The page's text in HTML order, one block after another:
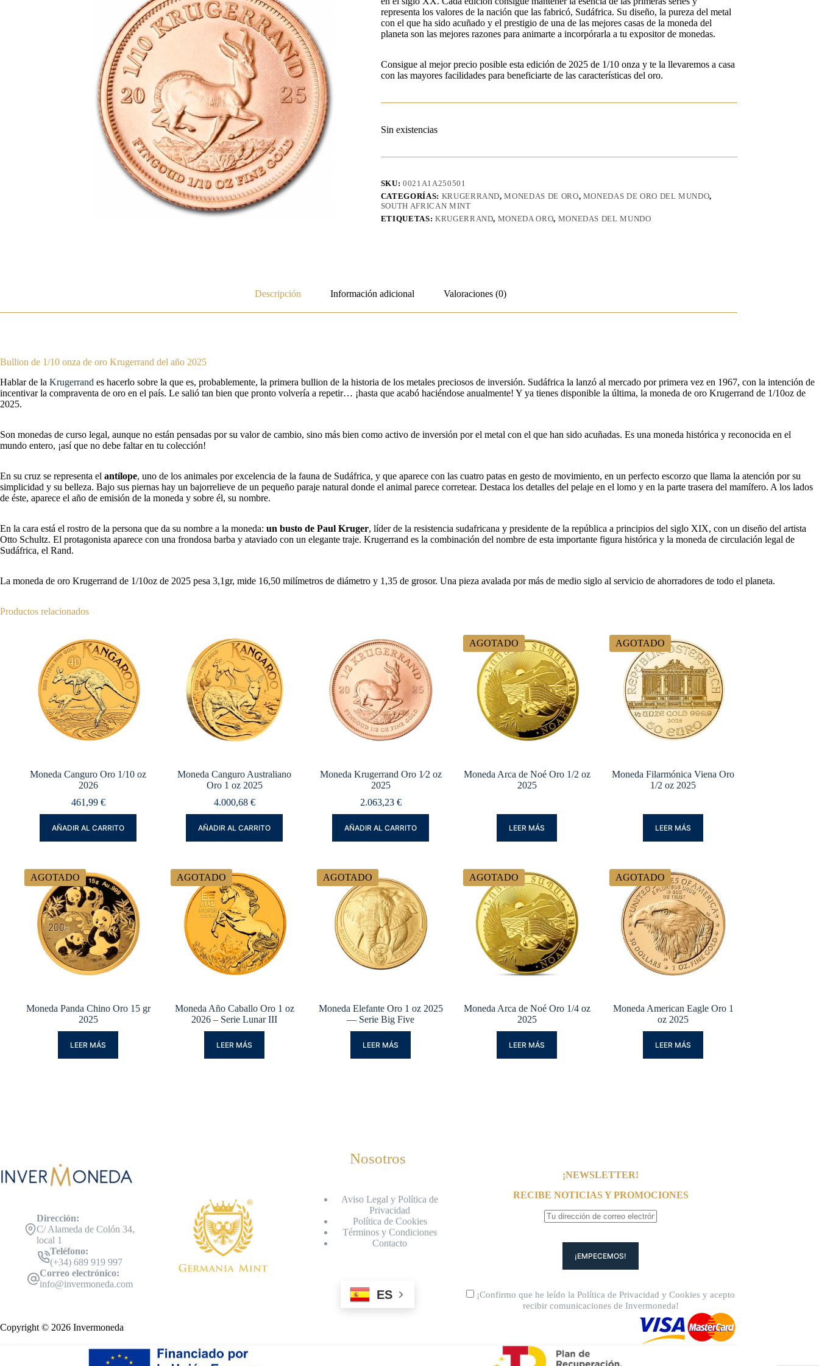
representa los valores de la nación que las fabricó, Sudáfrica. Su diseño, la pureza del metal
con el que ha sido acuñado y el prestigio de una de las mejores casas de la moneda del
planeta son las mejores razones para animarte a incorpórarla a tu expositor de monedas.
Consigue al mejor precio posible esta edición de 2025 de 1/10 onza y te la llevaremos a casa
con las mayores facilidades para beneficiarte de las características del oro.
Sin existencias
SKU:0021A1A250501
CATEGORÍAS: KRUGERRAND,MONEDAS DE ORO, MONEDAS DE ORO DEL MUNDO,
SOUTH AFRICAN MINT
ETIQUETAS: KRUGERRAND, MONEDA ORO, MONEDAS DEL MUNDO
Descripción Información adicional Valoraciones (0)
Bullion de 1/10 onza de oro Krugerrand del año 2025
Hablar de la Krugerrand es hacerlo sobre la que es, probablemente, la primera bullion de la historia de los metales preciosos de inversión. Sudáfrica la lanzó al mercado por primera vez en 1967, con la intención de
incentivar la compraventa de oro en el país. Le salió tan bien que pronto volvería a repetir… ¡hasta que acabó haciéndose anualmente! Y ya tienes disponible la última, la moneda de oro Krugerrand de 1/10oz de
2025.
Son monedas de curso legal, aunque no están pensadas por su valor de cambio, sino más bien como activo de inversión por el metal con el que han sido acuñadas. Es una moneda histórica y reconocida en el
mundo entero, ¡así que no debe faltar en tu colección!
En su cruz se representa el antílope, uno de los animales por excelencia de la fauna de Sudáfrica, y que aparece con las cuatro patas en gesto de movimiento, en un perfecto escorzo que llama la atención por su
simplicidad y su belleza. Bajo sus piernas hay un bajorrelieve de un pequeño paraje natural donde el animal parece corretear. Destaca los detalles del pelaje en el lomo y en la parte trasera del mamífero. A los lados
de éste, aparece el año de emisión de la moneda y sobre él, su nombre.
En la cara está el rostro de la persona que da su nombre a la moneda: un busto de Paul Kruger, líder de la resistencia sudafricana y presidente de la república a principios del siglo XIX, con un diseño del artista
Otto Schultz. El protagonista aparece con una frondosa barba y ataviado con un elegante traje. Krugerrand es la combinación del nombre de esta importante figura histórica y la moneda de circulación legal de
Sudáfrica, el Rand.
La moneda de oro Krugerrand de 1/10oz de 2025 pesa 3,1gr, mide 16,50 milímetros de diámetro y 1,35 de grosor. Una pieza avalada por más de medio siglo al servicio de ahorradores de todo el planeta.
Productos relacionados
Moneda Canguro Oro 1/10 oz
2026
461,99 €
AÑADIR AL CARRITO
Moneda Canguro Australiano
Oro 1 oz 2025
4.000,68 €
AÑADIR AL CARRITO
Moneda Krugerrand Oro 1⁄2 oz
2025
2.063,23 €
AÑADIR AL CARRITO
AGOTADO
Moneda Arca de Noé Oro 1/2 oz
2025
LEER MÁS
AGOTADO
Moneda Filarmónica Viena Oro
1/2 oz 2025
LEER MÁS
AGOTADO
Moneda Panda Chino Oro 15 gr
2025
LEER MÁS
AGOTADO
Moneda Año Caballo Oro 1 oz
2026 – Serie Lunar III
LEER MÁS
AGOTADO
Moneda Elefante Oro 1 oz 2025
— Serie Big Five
LEER MÁS
AGOTADO
Moneda Arca de Noé Oro 1/4 oz
2025
LEER MÁS
AGOTADO
Moneda American Eagle Oro 1
oz 2025
LEER MÁS
Dirección:
C/ Alameda de Colón 34,
local 1
Teléfono:
(+34) 689 919 997
Correo electrónico:
info@invermoneda.com
Nosotros
Aviso Legal y Política de
Privacidad
Política de Cookies
Términos y Condiciones
Contacto
ES
¡NEWSLETTER!
RECIBE NOTICIAS Y PROMOCIONES
¡Confirmo que he leído laPolítica de Privacidad yCookies y acepto
recibir comunicaciones de Invermoneda!
Copyright © 2026 Invermoneda